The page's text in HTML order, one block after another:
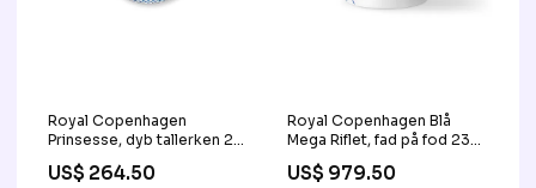
Royal Copenhagen
Prinsesse, dyb tallerken 21
cm Gave til ham
US$ 264.50
Royal Copenhagen Blå
Mega Riflet, fad på fod 23
cm Priceshape
US$ 979.50